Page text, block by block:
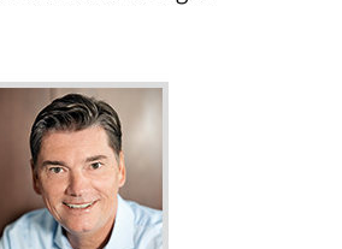
quam felis, ultricies